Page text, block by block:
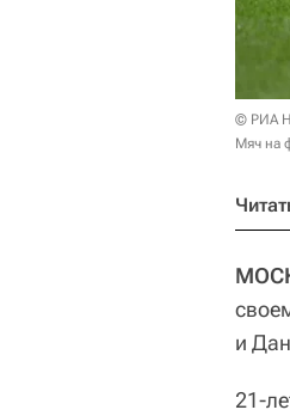
© РИА
Мяч на
и
21-